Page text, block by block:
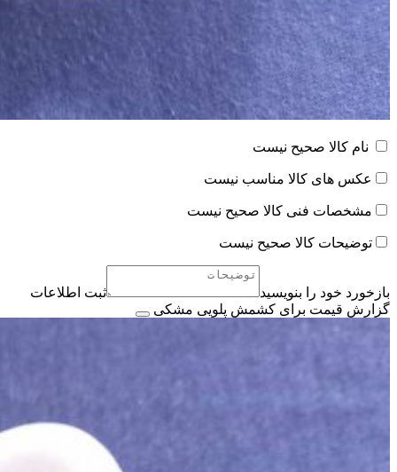
نام کالا صحیح نیست
عکس های کالا مناسب نیست
مشخصات فنی کالا صحیح نیست
توضیحات کالا صحیح نیست
بازخورد خود را بنویسید
ثبت اطلاعات
گزارش قیمت برای کشمش پلویی مشکی